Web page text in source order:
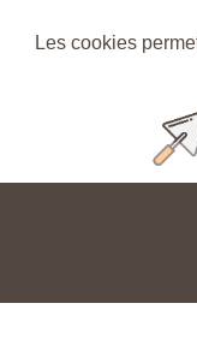
Les cookies